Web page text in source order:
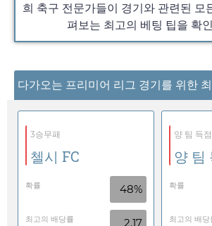
희 축구 전문가들이 경기와 관련된 모
펴보는 최고의 베팅 팁을 확
다가오는 프리미어 리그 경기를 위한
3승무패
첼시 FC
확률 48%
최고의 배당률 2.17
양 팀 득
양 팀
확률
최고의 배당